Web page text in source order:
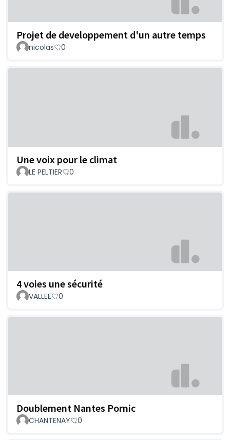
Projet de developpement d'un autre temps
nicolas 0
Une voix pour le climat
LE PELTIER 0
4 voies une sécurité
VALLEE 0
Doublement Nantes Pornic
CHANTENAY 0